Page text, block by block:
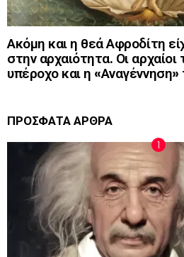
Ακόμη και η θεά Αφροδίτη
στην αρχαιότητα. Οι
υπέροχο και η
ΠΡΟΣΦΑΤΑ ΑΡΘΡΑ